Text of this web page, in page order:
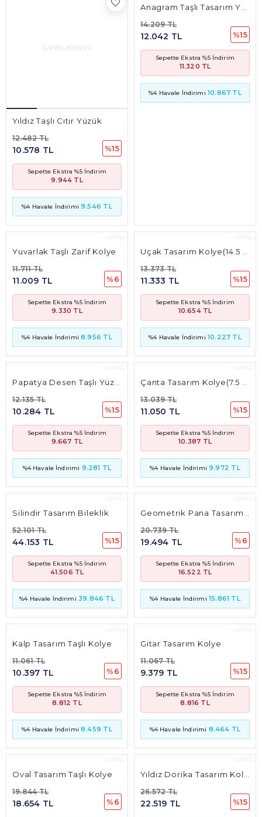
Yıldız Taşlı Cıtır Yüzük
10.578 TL
12.482 TL
%15
Sepette Ekstra %5 İndirim
9.944 TL
%4 Havale İndirimi9.546 TL
12.042 TL
14.209 TL
%15
Sepette Ekstra %5 İndirim
11.320 TL
%4 Havale İndirimi 10.867 TL
Yuvarlak Taşlı Zarif Kolye
11.009 TL
11.711 TL
%6
Sepette Ekstra %5 İndirim
9.330 TL
%4 Havale İndirimi8.956 TL
11.333 TL
13.373 TL
%15
Sepette Ekstra %5 İndirim
10.654 TL
%4 Havale İndirimi 10.227 TL
10.284 TL
12.135 TL
%15
Sepette Ekstra %5 İndirim
9.667 TL
%4 Havale İndirimi 9.281 TL
11.050 TL
13.039 TL
%15
Sepette Ekstra %5 İndirim
10.387 TL
%4 Havale İndirimi9.972 TL
Silindir Tasarım Bileklik
44.153 TL
52.101 TL
%15
Sepette Ekstra %5 İndirim
41.506 TL
%4 Havale İndirimi 39.846 TL
19.494 TL
20.739 TL
%6
Sepette Ekstra %5 İndirim
16.522 TL
%4 Havale İndirimi 15.861 TL
Kalp Tasarım Taşlı Kolye
10.397 TL
11.061 TL
%6
Sepette Ekstra %5 İndirim
8.812 TL
%4 Havale İndirimi8.459 TL
Gitar Tasarım Kolye
9.379 TL
11.067 TL
%15
Sepette Ekstra %5 İndirim
8.816 TL
%4 Havale İndirimi 8.464 TL
Oval Tasarım Taşlı Kolye
18.654 TL
19.844 TL
%6 22.519 TL
26.572 TL
%15